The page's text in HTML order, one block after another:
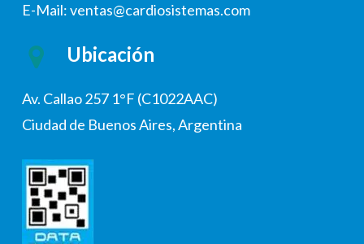
E-Mail: ventas@cardiosistemas.com
Ubicación
Av. Callao 257 1°F (C1022AAC)
Ciudad de Buenos Aires, Argentina